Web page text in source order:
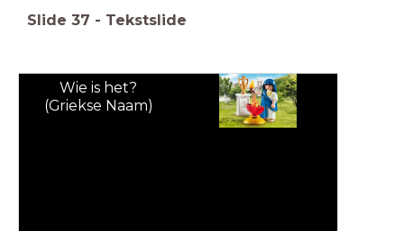
Slide 37 - Tekstslide
Wie is het?
(Griekse Naam)